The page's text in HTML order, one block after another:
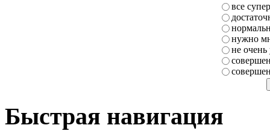
все супер
нужно
не очень
Быстрая навигация